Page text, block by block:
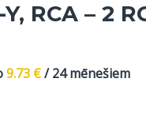
RCA – 2
9.73 €/ 24 mēnešiem